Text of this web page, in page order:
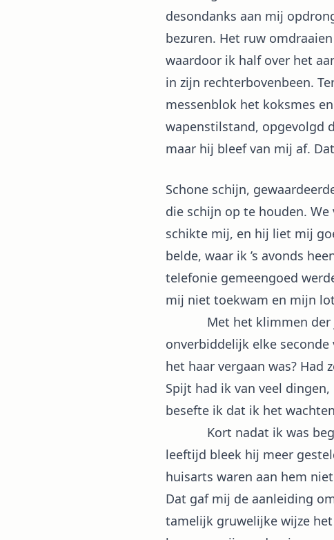
desondanks aan mij
bezuren. Het ruw
waardoor ik half over het
in zijn rechterbovenbeen.
messenblok het koksmes
wapenstilstand, opgevolgd
maar hij bleef van mij af.
Schone schijn,
die schijn op te houden.
schikte mij, en hij liet mij
belde, waar ik ’s avonds
telefonie gemeengoed
mij niet toekwam en mijn
Met het klimmen der
onverbiddelijk elke
het haar vergaan was? Had
Spijt had ik van veel
besefte ik dat ik het
Kort nadat ik was
leeftijd bleek hij meer
huisarts waren aan hem
Dat gaf mij de aanleiding
tamelijk gruwelijke wijze